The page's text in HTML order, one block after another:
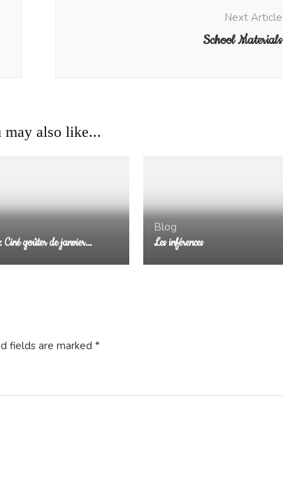
Next Article
School Materials
may also like...
Ciné goûter de janvier…
Blog
Les inférences
fields are marked *